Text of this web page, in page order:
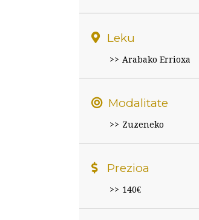
Leku
Arabako Errioxa
Modalitate
Zuzeneko
Prezioa
140€